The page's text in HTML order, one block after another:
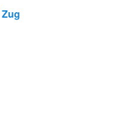
Zug